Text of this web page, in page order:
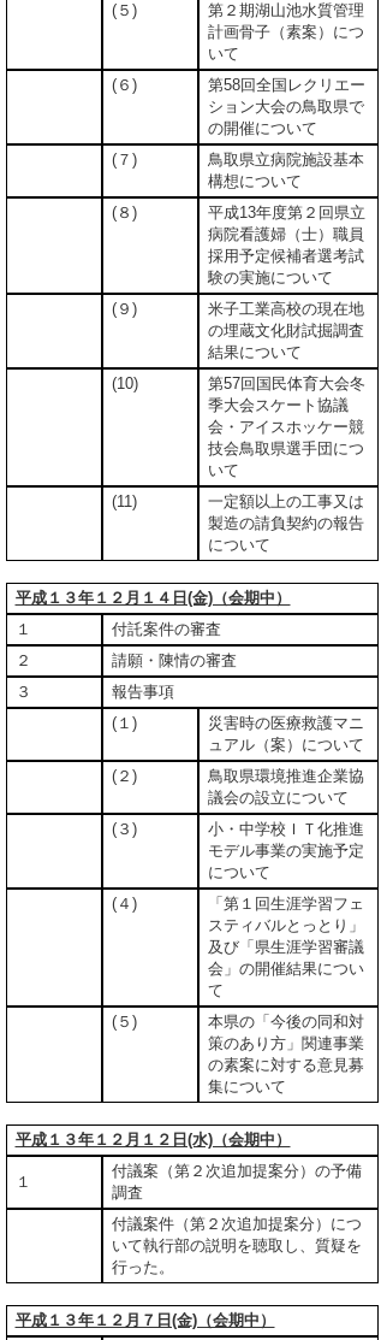
(５)
第２期湖山池水質管理
計画骨子（素案）につ
いて
(６)
第58回全国レクリエー
ション大会の鳥取県で
の開催について
(７)
鳥取県立病院施設基本
構想について
(８)
平成13年度第２回県立
病院看護婦（士）職員
採用予定候補者選考試
験の実施について
(９)
米子工業高校の現在地
の埋蔵文化財試掘調査
結果について
(10)
第57回国民体育大会冬
季大会スケート協議
会・アイスホッケー競
技会鳥取県選手団につ
いて
(11)
一定額以上の工事又は
製造の請負契約の報告
について
平成１３年１２月１４日(金)（会期中）
１
付託案件の審査
２
請願・陳情の審査
３
報告事項
(１)
災害時の医療救護マニ
ュアル（案）について
(２)
鳥取県環境推進企業協
議会の設立について
(３)
小・中学校ＩＴ化推進
モデル事業の実施予定
について
(４)
「第１回生涯学習フェ
スティバルとっとり」
及び「県生涯学習審議
会」の開催結果につい
て
(５)
本県の「今後の同和対
策のあり方」関連事業
の素案に対する意見募
集について
平成１３年１２月１２日(水)（会期中）
１
付議案（第２次追加提案分）の予備
調査
付議案件（第２次追加提案分）につ
いて執行部の説明を聴取し、質疑を
行った。
平成１３年１２月７日(金)（会期中）